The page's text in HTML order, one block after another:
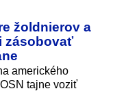
žoldnierov a
zásobovať
amerického
tajne voziť